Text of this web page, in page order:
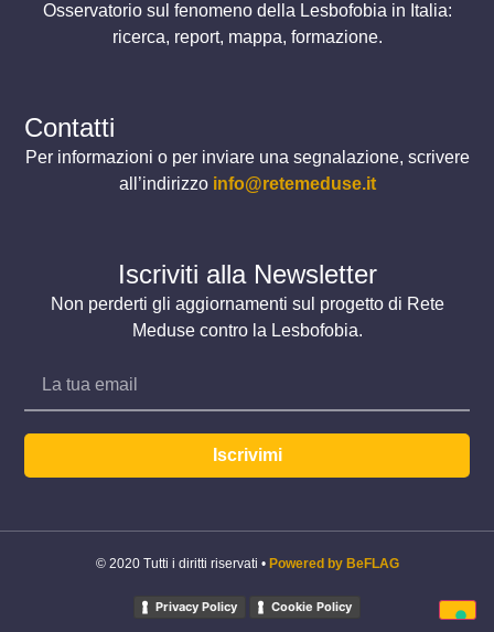
Osservatorio sul fenomeno della Lesbofobia in Italia:
ricerca, report, mappa, formazione.
Contatti
Per informazioni o per inviare una segnalazione, scrivere
all’indirizzo info@retemeduse.it
Iscriviti alla Newsletter
Non perderti gli aggiornamenti sul progetto di Rete
Meduse contro la Lesbofobia.
Iscrivimi
© 2020 Tutti i diritti riservati • Powered by BeFLAG
Privacy Policy Cookie Policy